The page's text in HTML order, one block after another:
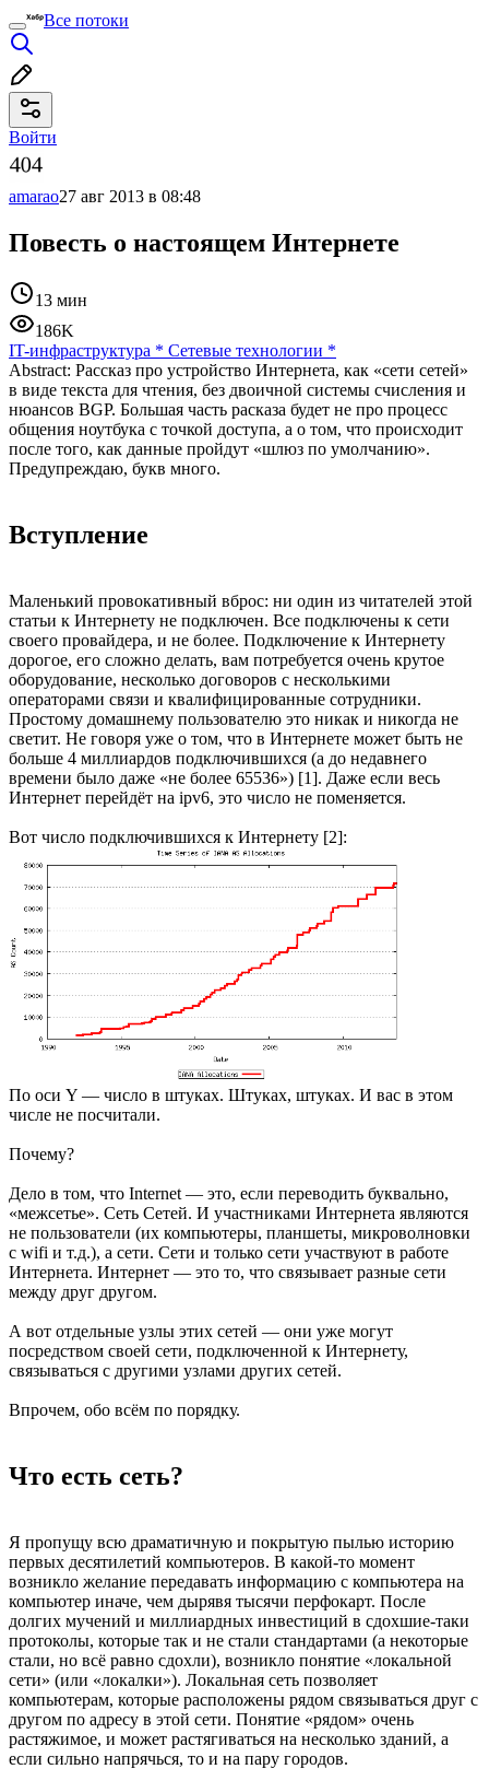
Все потоки
Войти
amarao27 авг 2013 в 08:48
Повесть о настоящем Интернете
13 мин
186K
IT-инфраструктура * Сетевые технологии *
Abstract: Рассказ про устройство Интернета, как «сети сетей»
в виде текста для чтения, без двоичной системы счисления и
нюансов BGP. Большая часть расказа будет не про процесс
общения ноутбука с точкой доступа, а о том, что происходит
после того, как данные пройдут «шлюз по умолчанию».
Предупреждаю, букв много.
Вступление
Маленький провокативный вброс: ни один из читателей этой
статьи к Интернету не подключен. Все подключены к сети
своего провайдера, и не более. Подключение к Интернету
дорогое, его сложно делать, вам потребуется очень крутое
оборудование, несколько договоров с несколькими
операторами связи и квалифицированные сотрудники.
Простому домашнему пользователю это никак и никогда не
светит. Не говоря уже о том, что в Интернете может быть не
больше 4 миллиардов подключившихся (а до недавнего
времени было даже «не более 65536») [1]. Даже если весь
Интернет перейдёт на ipv6, это число не поменяется.
Вот число подключившихся к Интернету [2]:
По оси Y — число в штуках. Штуках, штуках. И вас в этом
числе не посчитали.
Почему?
Дело в том, что Internet — это, если переводить буквально,
«межсетье». Сеть Сетей. И участниками Интернета являются
не пользователи (их компьютеры, планшеты, микроволновки
с wifi и т.д.), а сети. Сети и только сети участвуют в работе
Интернета. Интернет — это то, что связывает разные сети
между друг другом.
А вот отдельные узлы этих сетей — они уже могут
посредством своей сети, подключенной к Интернету,
связываться с другими узлами других сетей.
Впрочем, обо всём по порядку.
Что есть сеть?
Я пропущу всю драматичную и покрытую пылью историю
первых десятилетий компьютеров. В какой-то момент
возникло желание передавать информацию с компьютера на
компьютер иначе, чем дырявя тысячи перфокарт. После
долгих мучений и миллиардных инвестиций в сдохшие-таки
протоколы, которые так и не стали стандартами (а некоторые
стали, но всё равно сдохли), возникло понятие «локальной
сети» (или «локалки»). Локальная сеть позволяет
компьютерам, которые расположены рядом связываться друг с
другом по адресу в этой сети. Понятие «рядом» очень
растяжимое, и может растягиваться на несколько зданий, а
если сильно напрячься, то и на пару городов.